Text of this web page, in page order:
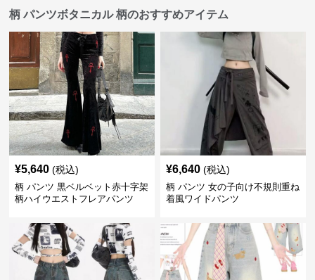
柄 パンツボタニカル 柄のおすすめアイテム
¥5,640 (税込)
柄 パンツ 黒ベルベット赤十字架
柄ハイウエストフレアパンツ
¥6,640 (税込)
柄 パンツ 女の子向け不規則重ね
着風ワイドパンツ